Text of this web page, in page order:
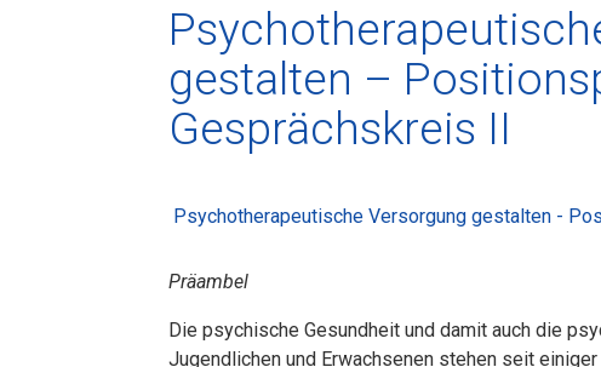
gestalten –
Gesprächskreis II
Psychotherapeutische Versorgung gestalten -
Präambel
Die psychische Gesundheit und damit auch die
Jugendlichen und Erwachsenen stehen seit